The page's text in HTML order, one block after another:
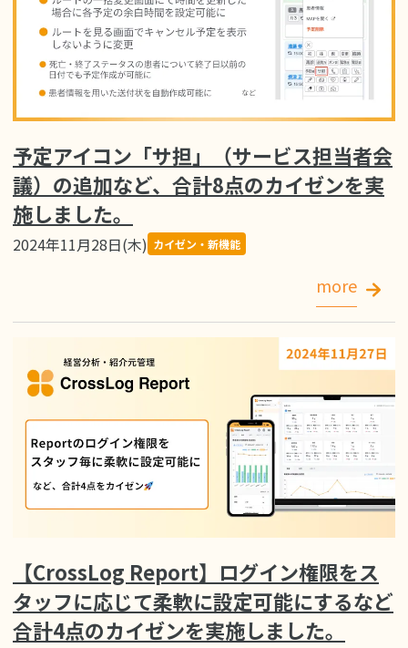
予定アイコン「サ担」（サービス担当者会
議）の追加など、合計8点のカイゼンを実
施しました。
2024年11月28日(木) カイゼン・新機能
more
【CrossLog Report】ログイン権限をス
タッフに応じて柔軟に設定可能にするなど
合計4点のカイゼンを実施しました。